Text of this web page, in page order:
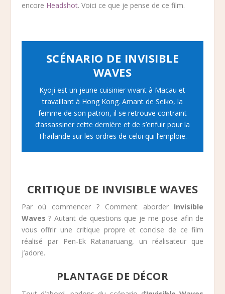
encore Headshot. Voici ce que je pense de ce film.
SCÉNARIO DE INVISIBLE
WAVES
Kyoji est un jeune cuisinier vivant à Macau et
travaillant à Hong Kong. Amant de Seiko, la
femme de son patron, il se retrouve contraint
d’assassiner cette dernière et de s’enfuir pour la
Thaïlande sur les ordres de celui qui l’emploie.
CRITIQUE DE INVISIBLE WAVES
Par où commencer ? Comment aborder Invisible
Waves ? Autant de questions que je me pose afin de
vous offrir une critique propre et concise de ce film
réalisé par Pen-Ek Ratanaruang, un réalisateur que
j’adore.
PLANTAGE DE DÉCOR